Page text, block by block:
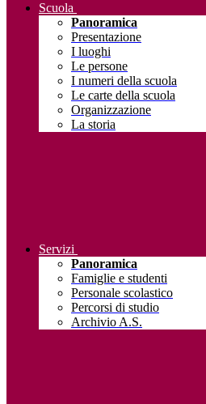
Scuola
Panoramica
Presentazione
I luoghi
Le persone
I numeri della scuola
Le carte della scuola
Organizzazione
La storia
Servizi
Panoramica
Famiglie e studenti
Personale scolastico
Percorsi di studio
Archivio A.S.